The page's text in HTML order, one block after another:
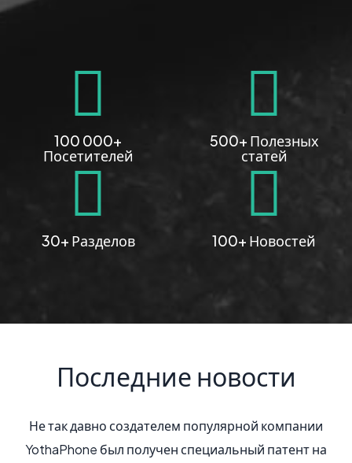
100 000+
Посетителей
500+ Полезных
статей
30+ Разделов 100+ Новостей
Последние новости
создателем популярной компании
получен специальный патент на
Сервис Skype,